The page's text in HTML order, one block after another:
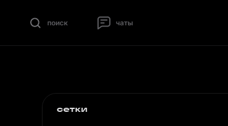
поиск чаты
сетки